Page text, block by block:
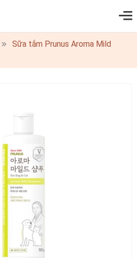
Sữa tắm Prunus Aroma Mild